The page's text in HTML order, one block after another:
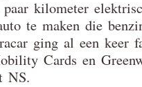
paar kilometer
te maken die
ging al een keer
Cards en
NS.